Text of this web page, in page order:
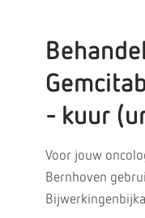
- kuur
Voor jouw
Bernhoven